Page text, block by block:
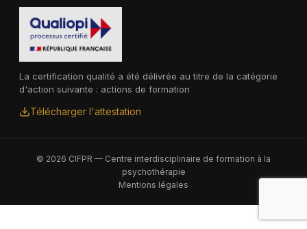
La certification qualité a été délivrée au titre de la catégorie
d'action suivante : actions de formation
Télécharger l'attestation
© 2026 CIFPR — Centre interdisciplinaire de formation à la
psychothérapie
Mentions légales